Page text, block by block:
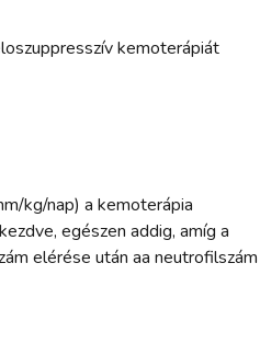
kemoterápiát
kg/nap) a kemoterápia
egészen addig, amíg a
elérése után aa neutrofilszám